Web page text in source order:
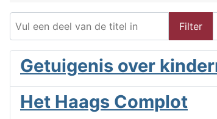
Filter
Getuigenis over
Het Haags Complot